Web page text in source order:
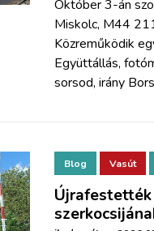
Október 3-án
Miskolc, M44
Közreműködik
Együttállás,
sorsod, irány
Blog Vasút
Újrafestették